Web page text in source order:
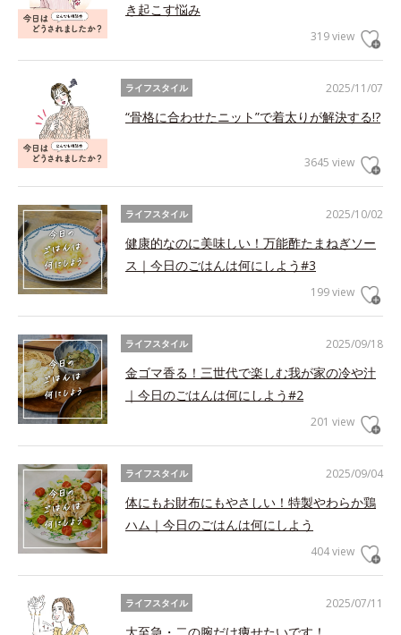
き起こす悩み
319 view
2025/11/07
ライフスタイル
“骨格に合わせたニット”で着太りが解決する!?
3645 view
2025/10/02
ライフスタイル
健康的なのに美味しい！万能酢たまねぎソー
ス｜今日のごはんは何にしよう#3
199 view
2025/09/18
ライフスタイル
金ゴマ香る！三世代で楽しむ我が家の冷や汁
｜今日のごはんは何にしよう#2
201 view
2025/09/04
ライフスタイル
体にもお財布にもやさしい！特製やわらか鶏
ハム｜今日のごはんは何にしよう
404 view
2025/07/11
ライフスタイル